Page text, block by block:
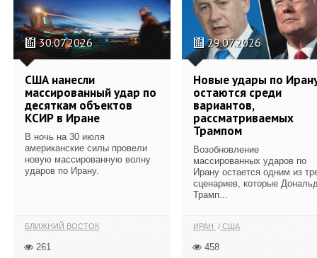
30.07.2026
США нанесли
массированный удар по
десяткам объектов
КСИР в Иране
В ночь на 30 июля
американские силы провели
новую массированную волну
ударов по Ирану.
БЛИЖНИЙ ВОСТОК
261
29.07.2026
Новые удары по
остаются среди
вариантов,
рассматриваемых
Трампом
Возобновление
массированных ударов по
Ирану остается одним из
сценариев, которые
Трамп...
ИРАН США
458